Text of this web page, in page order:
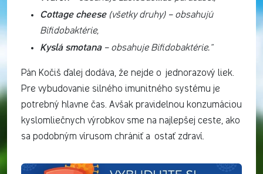
Cottage cheese (všetky druhy) – obsahujú
Bifidobaktérie,
Kyslá smotana– obsahuje Bifidobaktérie.“
Pán Kočiš ďalej dodáva, že nejde o jednorazový liek.
Pre vybudovanie silného imunitného systému je
potrebný hlavne čas. Avšak pravidelnou konzumáciou
kyslomliečnych výrobkov sme na najlepšej ceste, ako
sa podobným vírusom chrániť a ostať zdraví.